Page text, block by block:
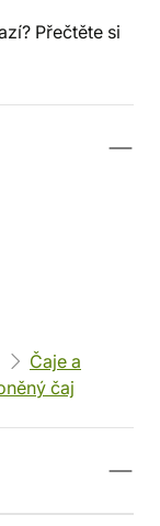
Přečtěte si
Čaje a
čaj